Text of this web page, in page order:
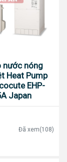
nước nóng
Heat Pump
EHP-
Japan
Đã xem(108)